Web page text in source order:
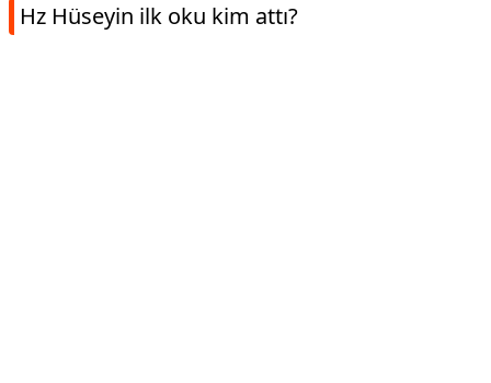
Hz Hüseyin ilk oku kim attı?